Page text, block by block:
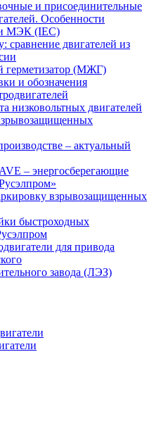
и присоединительные
Особенности
МЭК (IEC)
сравнение двигателей из
герметизатор (МЖГ)
и обозначения
низковольтных двигателей
– актуальный
– энергосберегающие
взрывозащищенных
быстроходных
для привода
завода (ЛЭЗ)